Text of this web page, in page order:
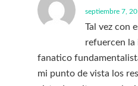
septiembre 7,
Tal vez con
refuercen la
fanatico
mi punto de vista los